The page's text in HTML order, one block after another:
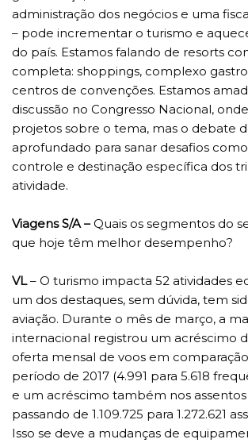
administração dos negócios e uma
– pode incrementar o turismo e
do país. Estamos falando de resorts
completa: shoppings, complexo
centros de convenções. Estamos
discussão no Congresso Nacional,
projetos sobre o tema, mas o debate
aprofundado para sanar desafios
controle e destinação específica dos
atividade.
Viagens S/A –Quais os segmentos do
que hoje têm melhor desempenho?
VL– O turismo impacta 52 atividades
um dos destaques, sem dúvida, tem
aviação. Durante o mês de março, a
internacional registrou um acréscimo
oferta mensal de voos em
período de 2017 (4.991 para 5.618
e um acréscimo também nos assentos
passando de 1.109.725 para 1.272.621
Isso se deve a mudanças de